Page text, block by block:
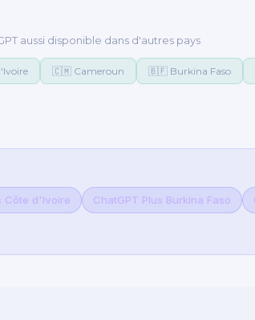
aussi disponible dans d'autres pays
🇨🇲 Cameroun 🇧🇫 Burkina Faso
Côte d'Ivoire ChatGPT Plus Burkina Faso